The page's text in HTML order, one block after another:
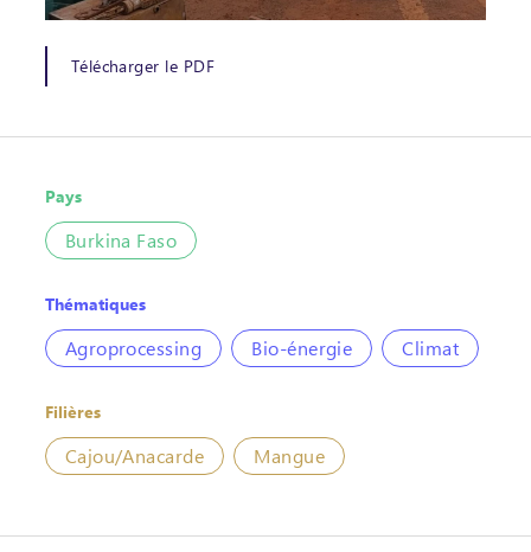
Télécharger le PDF
Pays
Burkina Faso
Thématiques
Agroprocessing Bio-énergie Climat
Filières
Cajou/Anacarde Mangue